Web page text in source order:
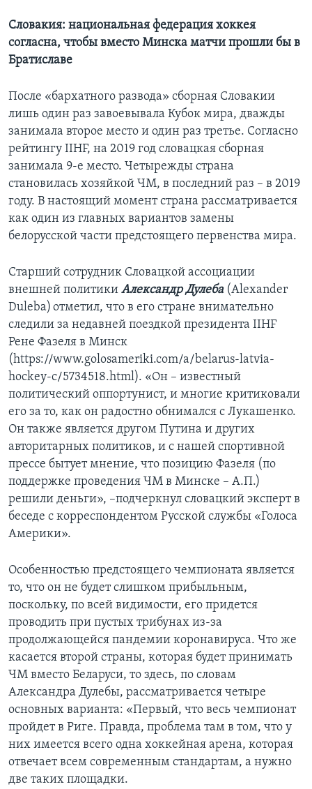
Словакия: национальная федерация хоккея
согласна, чтобы вместо Минска матчи прошли бы в
Братиславе
После «бархатного развода» сборная Словакии
лишь один раз завоевывала Кубок мира, дважды
занимала второе место и один раз третье. Согласно
рейтингу IIHF, на 2019 год словацкая сборная
занимала 9-е место. Четырежды страна
становилась хозяйкой ЧМ, в последний раз – в 2019
году. В настоящий момент страна рассматривается
как один из главных вариантов замены
белорусской части предстоящего первенства мира.
Старший сотрудник Словацкой ассоциации
внешней политики Александр Дулеба(Alexander
Duleba) отметил, что в его стране внимательно
следили за недавней поездкой президента IIHF
Рене Фазеля в Минск
(https://www.golosameriki.com/a/belarus-latvia-
hockey-c/5734518.html). «Он – известный
политический оппортунист, и многие критиковали
его за то, как он радостно обнимался с Лукашенко.
Он также является другом Путина и других
авторитарных политиков, и с нашей спортивной
прессе бытует мнение, что позицию Фазеля (по
поддержке проведения ЧМ в Минске – А.П.)
решили деньги», –подчеркнул словацкий эксперт в
беседе с корреспондентом Русской службы «Голоса
Америки».
Особенностью предстоящего чемпионата является
то, что он не будет слишком прибыльным,
поскольку, по всей видимости, его придется
проводить при пустых трибунах из-за
продолжающейся пандемии коронавируса. Что же
касается второй страны, которая будет принимать
ЧМ вместо Беларуси, то здесь, по словам
Александра Дулебы, рассматривается четыре
основных варианта: «Первый, что весь чемпионат
пройдет в Риге. Правда, проблема там в том, что у
них имеется всего одна хоккейная арена, которая
отвечает всем современным стандартам, а нужно
две таких площадки.